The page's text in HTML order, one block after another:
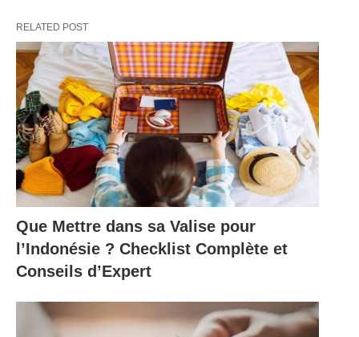
RELATED POST
Que Mettre dans sa Valise pour
l’Indonésie ? Checklist Complète et
Conseils d’Expert